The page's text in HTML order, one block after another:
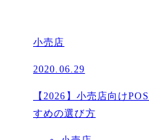
小売店
2020.06.29
【2026】小売店向け
すめの選び方